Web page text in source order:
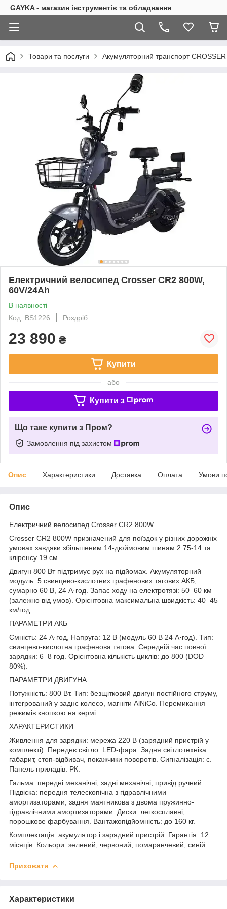
GAYKA - магазин інструментів та обладнання
Товари та послуги Акумуляторний транспорт CROSSER
Електричний велосипед Crosser CR2 800W,
60V/24Ah
В наявності
Код: BS1226
Роздріб
23 890 ₴
Купити
або
Купити з
Що таке купити з Пром?
Замовлення під захистом
Опис Характеристики Доставка Оплата Умови
Опис
Електричний велосипед Crosser CR2 800W
Crosser CR2 800W призначений для поїздок у різних дорожніх
умовах завдяки збільшеним 14-дюймовим шинам 2.75-14 та
кліренсу 19 см.
Двигун 800 Вт підтримує рух на підйомах. Акумуляторний
модуль: 5 свинцево-кислотних графенових тягових АКБ,
сумарно 60 В, 24 А·год. Запас ходу на електротязі: 50–60 км
(залежно від умов). Орієнтовна максимальна швидкість: 40–45
км/год.
ПАРАМЕТРИ АКБ
Ємність: 24 А·год, Напруга: 12 В (модуль 60 В 24 А·год). Тип:
свинцево-кислотна графенова тяговa. Середній час повної
зарядки: 6–8 год. Орієнтовна кількість циклів: до 800 (DOD
80%).
ПАРАМЕТРИ ДВИГУНА
Потужність: 800 Вт. Тип: безщітковий двигун постійного струму,
інтегрований у заднє колесо, магніти AlNiCo. Перемикання
режимів кнопкою на кермі.
ХАРАКТЕРИСТИКИ
Живлення для зарядки: мережа 220 В (зарядний пристрій у
комплекті). Переднє світло: LED-фара. Задня світлотехніка:
габарит, стоп-відбивач, покажчики поворотів. Сигналізація: є.
Панель приладів: РК.
Гальма: передні механічні, задні механічні, привід ручний.
Підвіска: передня телескопічна з гідравлічними
амортизаторами; задня маятникова з двома пружинно-
гідравлічними амортизаторами. Диски: легкосплавні,
порошкове фарбування. Вантажопідйомність: до 160 кг.
Комплектація: акумулятор і зарядний пристрій. Гарантія: 12
місяців. Кольори: зелений, червоний, помаранчевий, синій.
Приховати
Характеристики